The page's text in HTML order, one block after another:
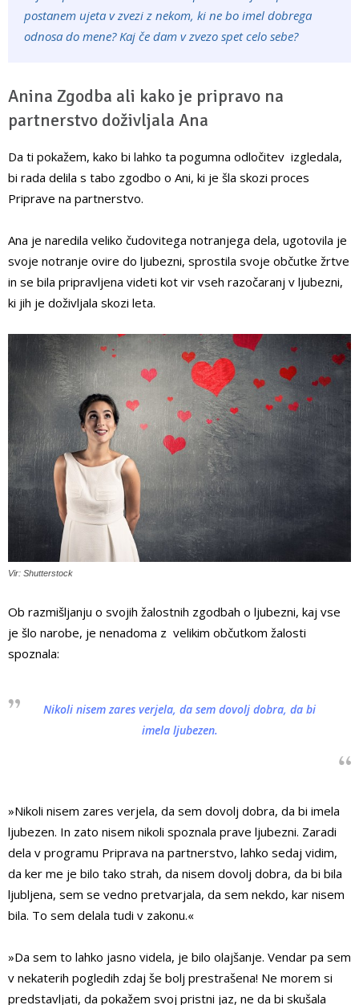
postanem ujeta v zvezi z nekom, ki ne bo imel dobrega
odnosa do mene? Kaj če dam v zvezo spet celo sebe?
Anina Zgodba ali kako je pripravo na
partnerstvo doživljala Ana
Da ti pokažem, kako bi lahko ta pogumna odločitev izgledala,
bi rada delila s tabo zgodbo o Ani, ki je šla skozi proces
Priprave na partnerstvo.
Ana je naredila veliko čudovitega notranjega dela, ugotovila je
svoje notranje ovire do ljubezni, sprostila svoje občutke žrtve
in se bila pripravljena videti kot vir vseh razočaranj v ljubezni,
ki jih je doživljala skozi leta.
Vir: Shutterstock
Ob razmišljanju o svojih žalostnih zgodbah o ljubezni, kaj vse
je šlo narobe, je nenadoma z velikim občutkom žalosti
spoznala:
Nikoli nisem zares verjela, da sem dovolj dobra, da bi
imela ljubezen.
»Nikoli nisem zares verjela, da sem dovolj dobra, da bi imela
ljubezen. In zato nisem nikoli spoznala prave ljubezni. Zaradi
dela v programu Priprava na partnerstvo, lahko sedaj vidim,
da ker me je bilo tako strah, da nisem dovolj dobra, da bi bila
ljubljena, sem se vedno pretvarjala, da sem nekdo, kar nisem
bila. To sem delala tudi v zakonu.«
»Da sem to lahko jasno videla, je bilo olajšanje. Vendar pa sem
v nekaterih pogledih zdaj še bolj prestrašena! Ne morem si
predstavljati, da pokažem svoj pristni jaz, ne da bi skušala